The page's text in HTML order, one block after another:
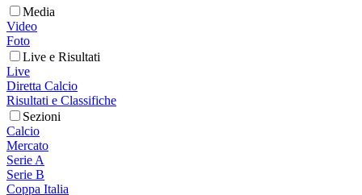
Media
Video
Foto
Live e Risultati
Live
Diretta Calcio
Risultati e Classifiche
Sezioni
Calcio
Mercato
Serie A
Serie B
Coppa Italia